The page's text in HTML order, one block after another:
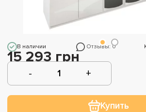
В наличии Отзывы: 0
15 293 грн
Купить